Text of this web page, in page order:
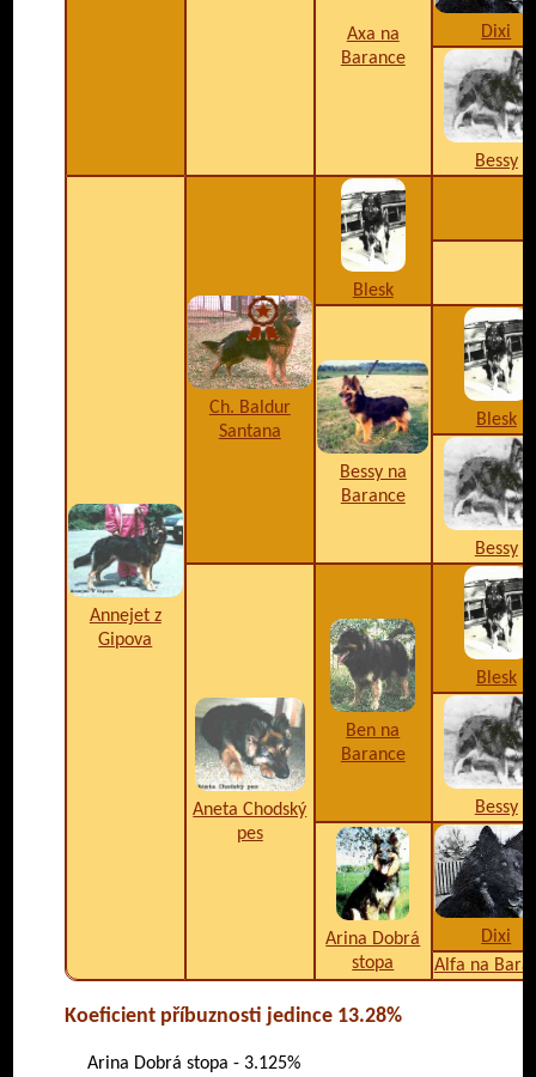
Axa na
Barance
Dixi
Bessy
Annejet z
Gipova
Ch. Baldur
Santana
Blesk
Bessy na
Barance
Blesk
Bessy
Aneta Chodský
pes
Ben na
Barance
Blesk
Bessy
Arina Dobrá
stopa
Dixi
Alfa na
Koeficient příbuznosti jedince 13.28%
Arina Dobrá stopa - 3.125%